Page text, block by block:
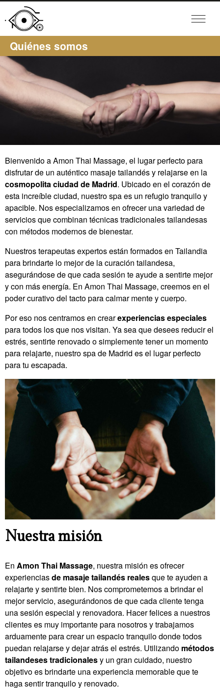
Quiénes somos
Bienvenido a Amon Thai Massage, el lugar perfecto para
disfrutar de un auténtico masaje tailandés y relajarse en la
cosmopolita ciudad de Madrid. Ubicado en el corazón de
esta increíble ciudad, nuestro spa es un refugio tranquilo y
apacible. Nos especializamos en ofrecer una variedad de
servicios que combinan técnicas tradicionales tailandesas
con métodos modernos de bienestar.
Nuestros terapeutas expertos están formados en Tailandia
para brindarte lo mejor de la curación tailandesa,
asegurándose de que cada sesión te ayude a sentirte mejor
y con más energía. En Amon Thai Massage, creemos en el
poder curativo del tacto para calmar mente y cuerpo.
Por eso nos centramos en crearexperiencias especiales
para todos los que nos visitan. Ya sea que desees reducir el
estrés, sentirte renovado o simplemente tener un momento
para relajarte, nuestro spa de Madrid es el lugar perfecto
para tu escapada.
Nuestra misión
En Amon Thai Massage, nuestra misión es ofrecer
experienciasde masaje tailandés realesque te ayuden a
relajarte y sentirte bien. Nos comprometemos a brindar el
mejor servicio, asegurándonos de que cada cliente tenga
una sesión especial y renovadora. Hacer felices a nuestros
clientes es muy importante para nosotros y trabajamos
arduamente para crear un espacio tranquilo donde todos
puedan relajarse y dejar atrás el estrés. Utilizando métodos
tailandeses tradicionalesy un gran cuidado, nuestro
objetivo es brindarte una experiencia memorable que te
haga sentir tranquilo y renovado.